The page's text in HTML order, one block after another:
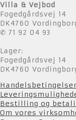
Villa & Vejbod
Fogedgårdsvej 14
DK4760
✆ 71 92 04 93
Lager:
Fogedgårdsvej 14
DK4760
Handelsbetingelser
Bestilling og
Om vores